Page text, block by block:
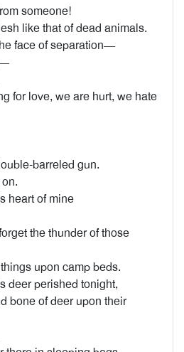
someone!
like that of dead animals.
face of separation—
for love, we are hurt, we hate
barreled gun.
heart of mine
the thunder of those
upon camp beds.
deer perished tonight,
bone of deer upon their